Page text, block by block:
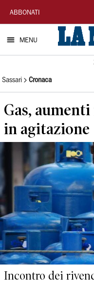
La
Nuova
Sardegna
ABBONATI
MENU
Sassari Cronaca
Gas,
in agitazione
Incontro dei